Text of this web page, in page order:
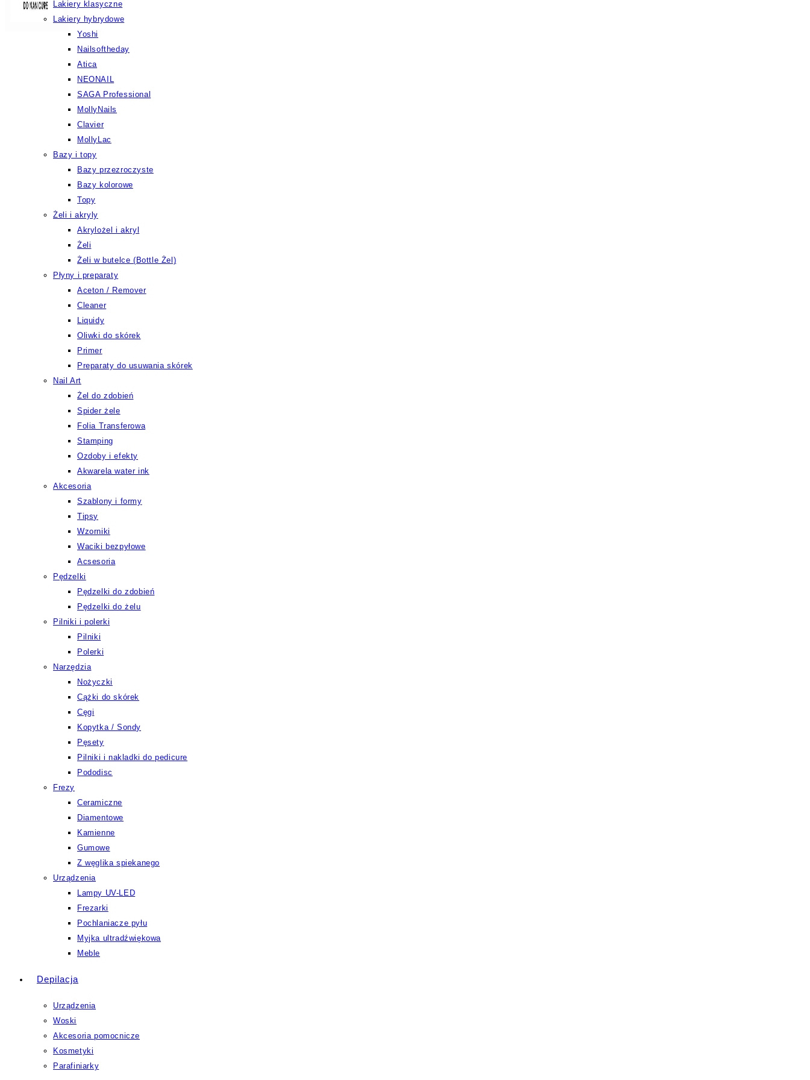
Lakiery klasyczne
Lakiery hybrydowe
Yoshi
Nailsoftheday
Atica
NEONAIL
SAGA Professional
MollyNails
Clavier
MollyLac
Bazy i topy
Bazy przezroczyste
Bazy kolorowe
Topy
Żeli i akryly
Akrylożel i akryl
Żeli
Żeli w butelce (Bottle Żel)
Płyny i preparaty
Aceton / Remover
Cleaner
Liquidy
Oliwki do skórek
Primer
Preparaty do usuwania skórek
Nail Art
Żel do zdobień
Spider żele
Folia Transferowa
Stamping
Ozdoby i efekty
Akwarela water ink
Akcesoria
Szablony i formy
Tipsy
Wzorniki
Waciki bezpyłowe
Acsesoria
Pędzelki
Pędzelki do zdobień
Pędzelki do żelu
Pilniki i polerki
Pilniki
Polerki
Narzędzia
Nożyczki
Cążki do skórek
Cęgi
Kopytka / Sondy
Pęsety
Pilniki i nakladki do pedicure
Pododisc
Frezy
Ceramiczne
Diamentowe
Kamienne
Gumowe
Z węglika spiekanego
Urządzenia
Lampy UV-LED
Frezarki
Pochlaniacze pyłu
Myjka ultradźwiękowa
Meble
Depilacja
Urządzenia
Woski
Akcesoria pomocnicze
Kosmetyki
Parafiniarky